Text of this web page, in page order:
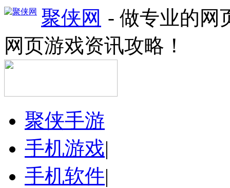
聚侠网 - 做专业的网
网页游戏资讯攻略！
聚侠手游
手机游戏|
手机软件|